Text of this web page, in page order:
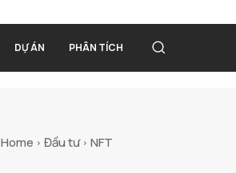
DỰ ÁN PHÂN TÍCH
Home Đầu tư NFT